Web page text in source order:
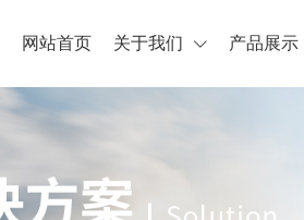
网站首页 关于我们 产品展示